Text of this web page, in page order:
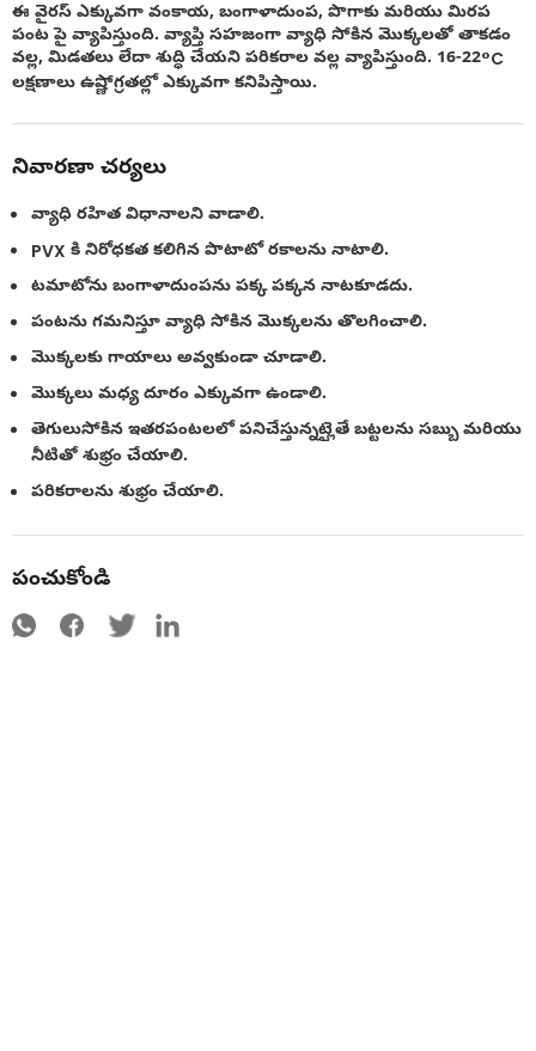
ఈ వైరస్ ఎక్కువగా వంకాయ, బంగాళాదుంప, పొగాకు మరియు మిరప
పంట పై వ్యాపిస్తుంది. వ్యాప్తి సహజంగా వ్యాధి సోకిన మొక్కలతో తాకడం
వల్ల, మిడతలు లేదా శుద్ధి చేయని పరికరాల వల్ల వ్యాపిస్తుంది. 16-22°C
లక్షణాలు ఉష్ణోగ్రతల్లో ఎక్కువగా కనిపిస్తాయి.
నివారణా చర్యలు
వ్యాధి రహిత విధానాలని వాడాలి.
PVX కి నిరోధకత కలిగిన పొటాటో రకాలను నాటాలి.
టమాటోను బంగాళాదుంపను పక్క పక్కన నాటకూడదు.
పంటను గమనిస్తూ వ్యాధి సోకిన మొక్కలను తొలగించాలి.
మొక్కలకు గాయాలు అవ్వకుండా చూడాలి.
మొక్కలు మధ్య దూరం ఎక్కువగా ఉండాలి.
తెగులుసోకిన ఇతరపంటలలో పనిచేస్తున్నట్లైతే బట్టలను సబ్బు మరియు
నీటితో శుభ్రం చేయాలి.
పరికరాలను శుభ్రం చేయాలి.
పంచుకోండి